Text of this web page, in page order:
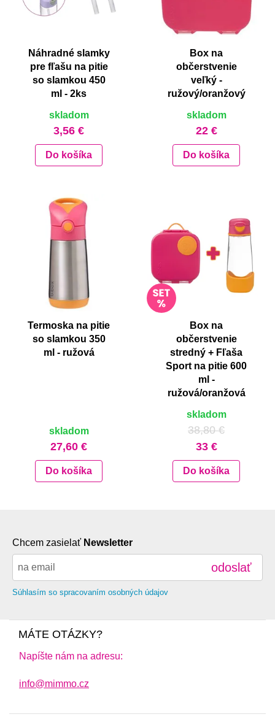
Náhradné slamky
pre fľašu na pitie
so slamkou 450
ml - 2ks
skladom
3,56 €
Do košíka
Box na
občerstvenie
veľký -
ružový/oranžový
skladom
22 €
Do košíka
Termoska na pitie
so slamkou 350
ml - ružová
skladom
27,60 €
Do košíka
Box na
občerstvenie
stredný + Fľaša
Sport na pitie 600
ml -
ružová/oranžová
skladom
38,80 €
33 €
Do košíka
Chcem zasielať Newsletter
odoslať
Súhlasím so spracovaním osobných údajov
MÁTE OTÁZKY?
Napíšte nám na adresu:
info@mimmo.cz